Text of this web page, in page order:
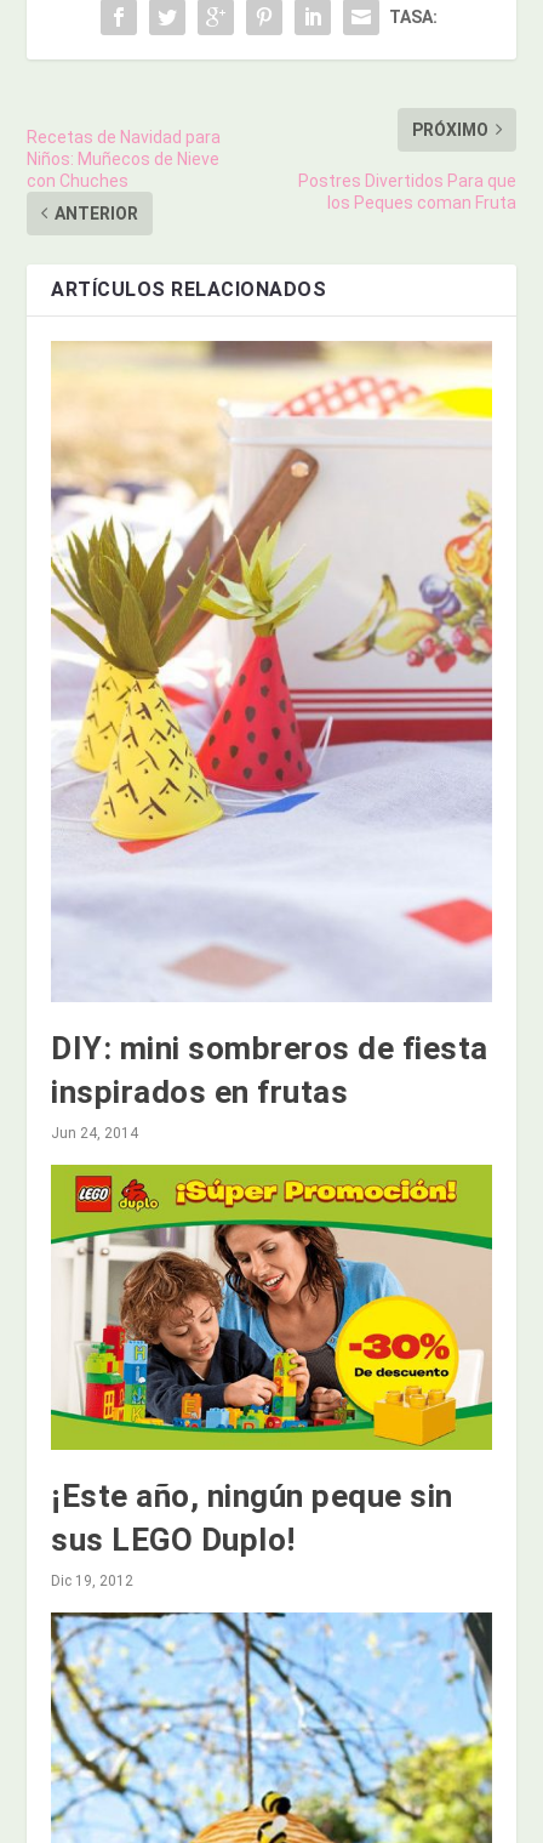
TASA:
Recetas de Navidad para
Niños: Muñecos de Nieve
con Chuches
ANTERIOR
PRÓXIMO
Postres Divertidos Para que
los Peques coman Fruta
ARTÍCULOS RELACIONADOS
DIY: mini sombreros de fiesta
inspirados en frutas
Jun 24, 2014
¡Este año, ningún peque sin
sus LEGO Duplo!
Dic 19, 2012